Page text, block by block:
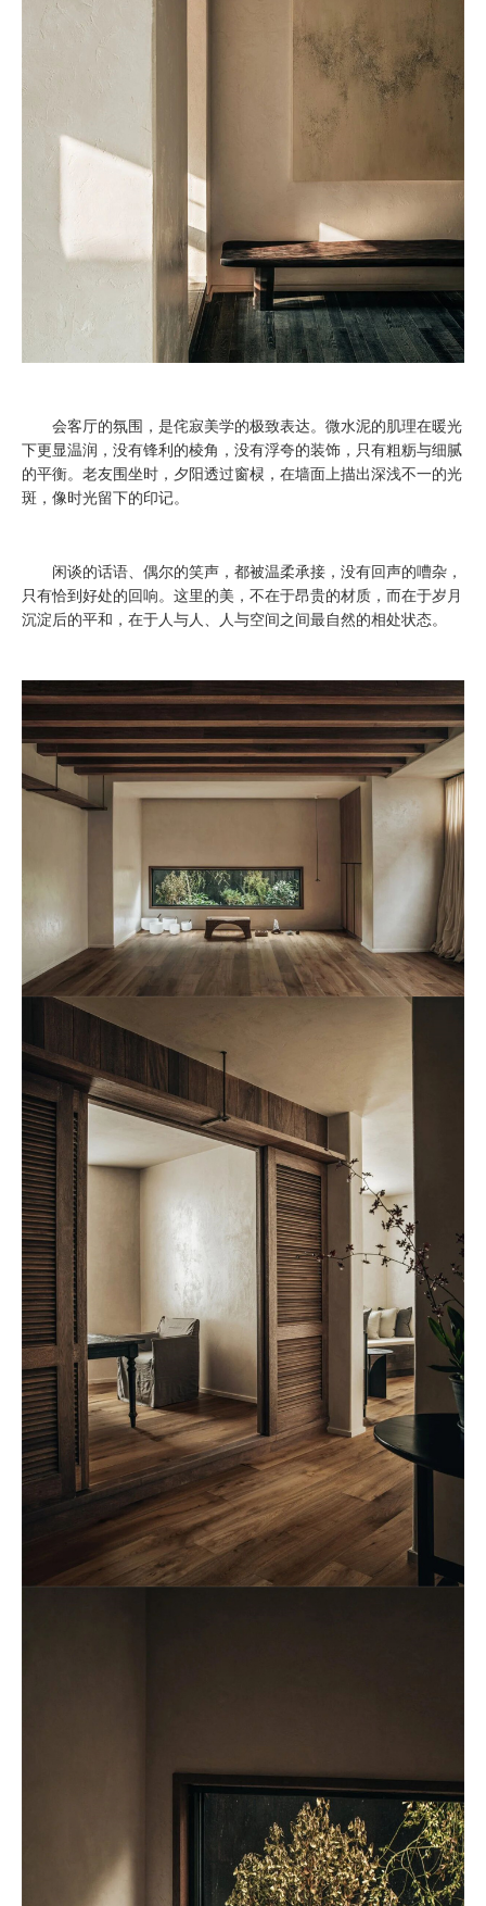
会客厅的氛围，是侘寂美学的极致表达。微水泥的肌理在暖光
下更显温润，没有锋利的棱角，没有浮夸的装饰，只有粗粝与细腻
的平衡。老友围坐时，夕阳透过窗棂，在墙面上描出深浅不一的光
斑，像时光留下的印记。
闲谈的话语、偶尔的笑声，都被温柔承接，没有回声的嘈杂，
只有恰到好处的回响。这里的美，不在于昂贵的材质，而在于岁月
沉淀后的平和，在于人与人、人与空间之间最自然的相处状态。